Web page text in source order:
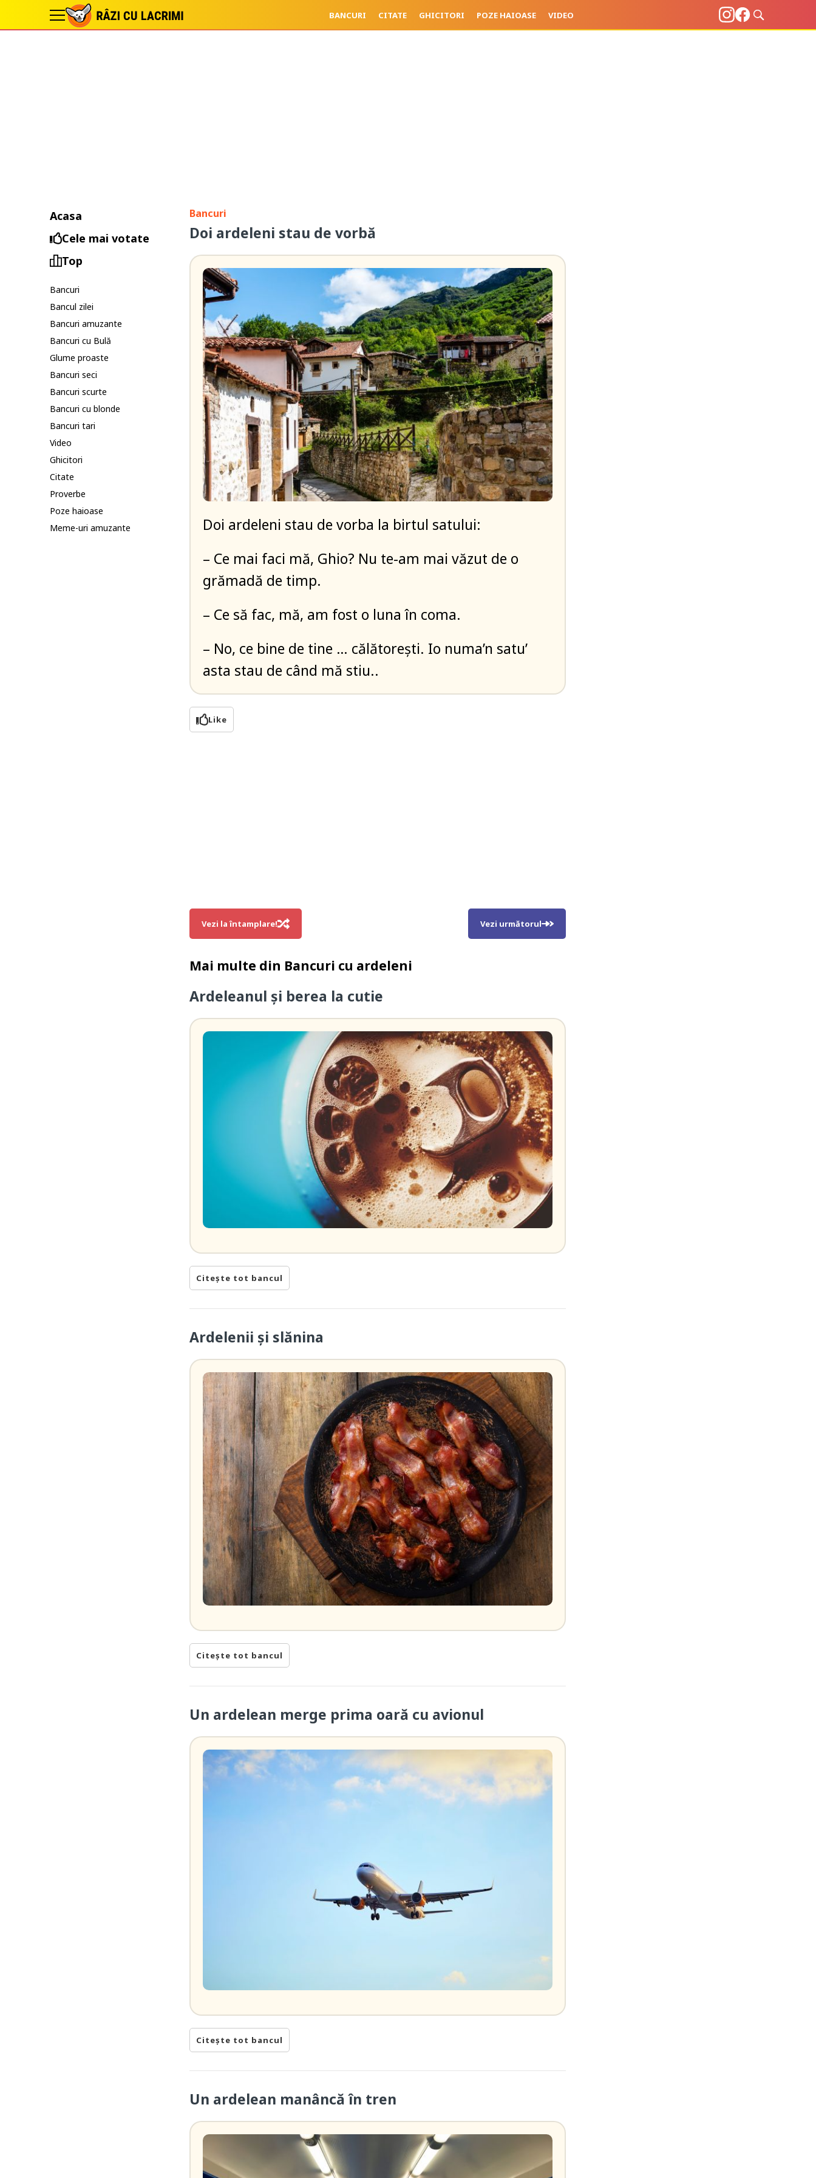
BANCURI CITATE GHICITORI POZE HAIOASE VIDEO
Acasa
Cele mai votate
Top
Bancuri
Bancul zilei
Bancuri amuzante
Bancuri cu Bulă
Glume proaste
Bancuri seci
Bancuri scurte
Bancuri cu blonde
Bancuri tari
Video
Ghicitori
Citate
Proverbe
Poze haioase
Meme-uri amuzante
Bancuri
Doi ardeleni stau de vorbă
Doi ardeleni stau de vorba la birtul satului:
– Ce mai faci mă, Ghio? Nu te-am mai văzut de o
grămadă de timp.
– Ce să fac, mă, am fost o luna în coma.
– No, ce bine de tine … călătorești. Io numa’n satu’
asta stau de când mă stiu..
Like
Vezi la întamplare! Vezi următorul
Mai multe din Bancuri cu ardeleni
Ardeleanul și berea la cutie
Citește tot bancul
Ardelenii și slănina
Citește tot bancul
Un ardelean merge prima oară cu avionul
Citește tot bancul
Un ardelean manâncă în tren